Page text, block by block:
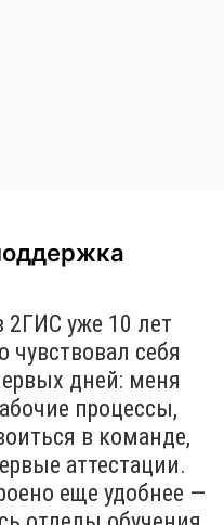
2ГИС уже 10 лет
себя
дней: меня
процессы,
в команде,
аттестации.
еще удобнее —